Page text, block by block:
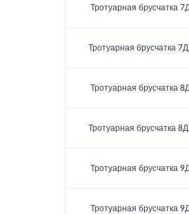
Тротуарная брусчатка
Тротуарная брусчатка
Тротуарная брусчатка
Тротуарная брусчатка
Тротуарная брусчатка
Тротуарная брусчатка